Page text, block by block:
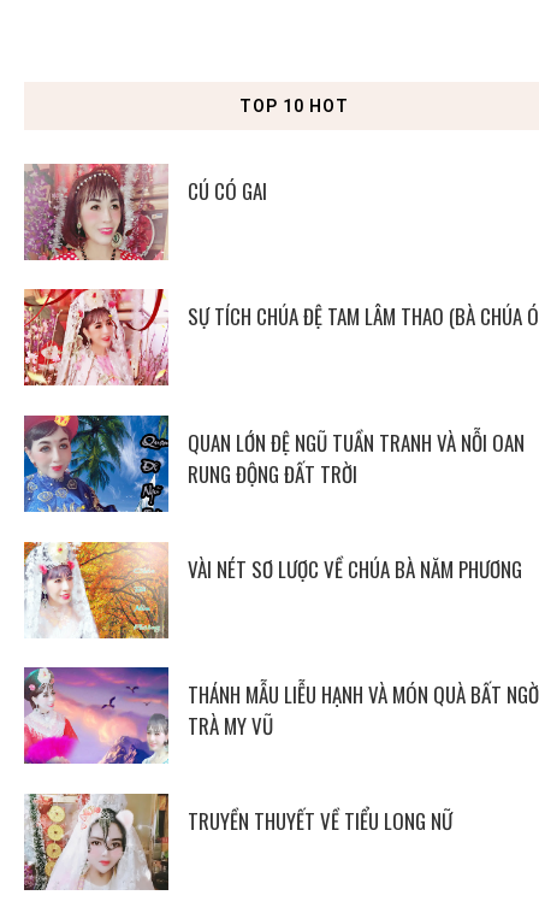
TOP 10 HOT
CÚ CÓ GAI
SỰ TÍCH CHÚA ĐỆ TAM LÂM THAO (BÀ CHÚA
QUAN LỚN ĐỆ NGŨ TUẦN TRANH VÀ NỖI OAN
RUNG ĐỘNG ĐẤT TRỜI
VÀI NÉT SƠ LƯỢC VỀ CHÚA BÀ NĂM PHƯƠNG
THÁNH MẪU LIỄU HẠNH VÀ MÓN QUÀ BẤT
TRÀ MY VŨ
TRUYỀN THUYẾT VỀ TIỂU LONG NỮ